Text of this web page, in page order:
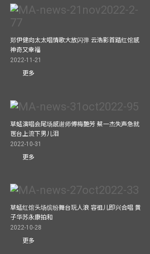
郑伊健向太太唱情歌大放闪弹 云浩影首踏红馆感
神奇又幸福
2022-11-21
更多
草蜢演唱会尾场感谢师傅梅艷芳 蔡一杰失声急就
医台上流下男儿泪
2022-10-31
更多
草蜢红馆头场缤纷舞台玩人浪 容祖儿即兴合唱 黄
子华苏永康拍和
2022-10-28
更多